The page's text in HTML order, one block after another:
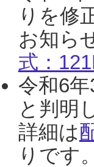
りを修
お知ら
式：
令和6
と判明
詳細は
りです